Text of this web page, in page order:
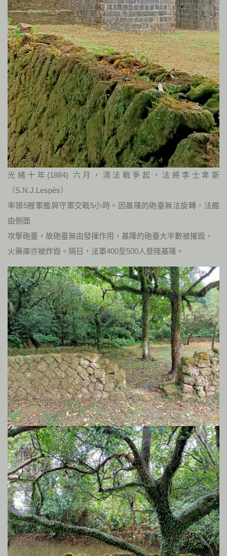
光緒十年(1884) 六月，清法戰爭起，法將李士卑斯
（S.N.J.Lespès）
率領5艘軍艦與守軍交戰5小時。因基隆的砲臺無法旋轉，法艦
由側面
攻擊砲臺，故砲臺無由發揮作用，基隆的砲臺大半數被摧毀，
火藥庫亦被炸毀。隔日，法軍400至500人登陸基隆。